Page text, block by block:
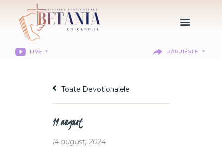
LIVE DĂRUIEȘTE
DESPRE NOI
CITIREA BIBLIEI
MISIUNEA BETANIA
Toate Devotionalele
14 august
14 august, 2024